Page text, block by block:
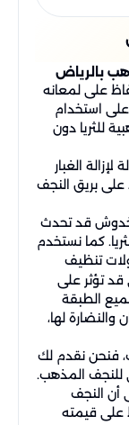
بالرياض
على لمعانه
استخدام
للثريا دون
الغبار
على بريق النجف
خدوش قد تحدث
كما نستخدم
تنظيف
قد تؤثر على
الطبقة
لها،
فنحن نقدم لك
للنجف المذهب.
أن النجف
على قيمته